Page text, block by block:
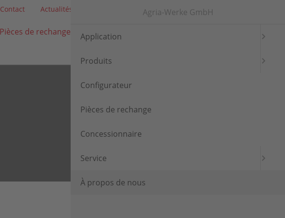
Contact Actualités Connexion Languages
Pièces de rechange Concessionnaire
Agria-Werke GmbH
Application
Produits
Configurateur
Pièces de rechange
Concessionnaire
Service
À propos de nous